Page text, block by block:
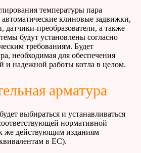
температуры пара
клиновые задвижки,
датчики-преобразователи, а также
будут установлены согласно
требованиям. Будет
необходимая для обеспечения
и надежной работы котла в целом.
арматура
выбираться и устанавливаться
нормативной
же действующим изданиям
в ЕС).